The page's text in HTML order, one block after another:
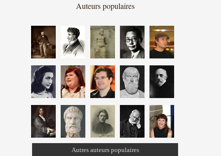
Auteurs populaires
Autres auteurs populaires